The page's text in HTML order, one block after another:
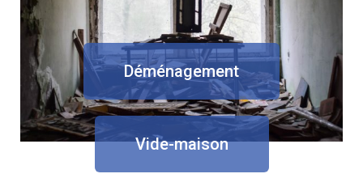
Déménagement
Vide-maison